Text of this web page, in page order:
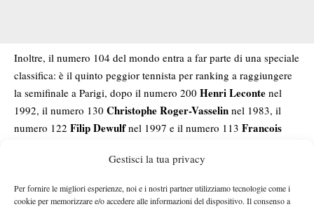
Gestisci la tua privacy
Per fornire le migliori esperienze, noi e i nostri partner utilizziamo tecnologie come i
cookie per memorizzare e/o accedere alle informazioni del dispositivo. Il consenso a
Inoltre, il numero 104 del mondo entra a far parte di una speciale
classifica: è il quinto peggior tennista per ranking a raggiungere
la semifinale a Parigi, dopo il numero 200 Henri Leconte nel
1992, il numero 130 Christophe Roger-Vasselin nel 1983, il
numero 122 Filip Dewulfnel 1997 e il numero 113 Francois
vece nel peggior modo possibile lo splendido
protagonisti in negativo. Sfuma l’obiettivo di diventare il 27esimo